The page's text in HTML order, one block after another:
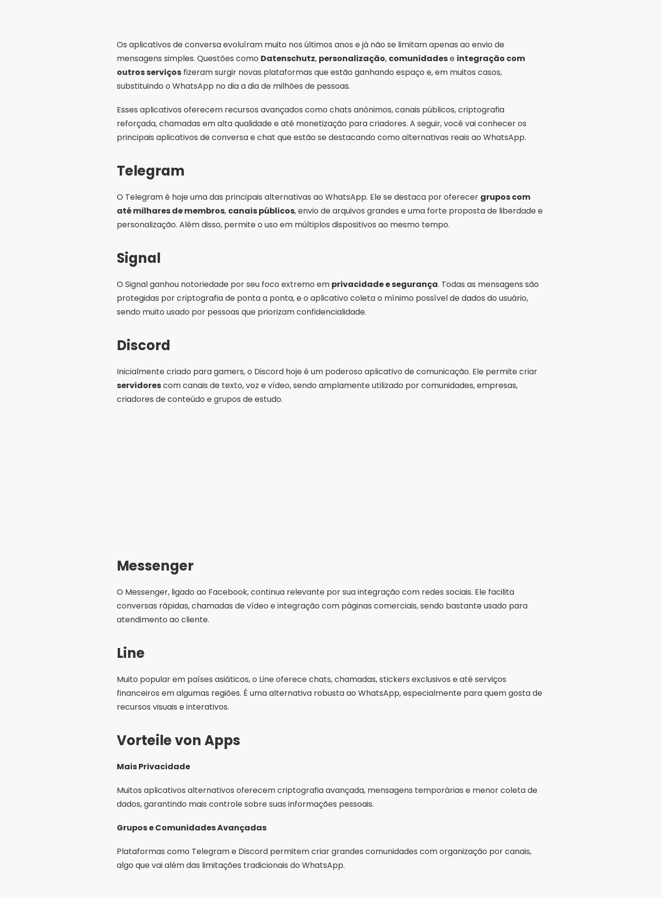
Os aplicativos de conversa evoluíram muito nos últimos anos e já não se limitam apenas ao envio de
mensagens simples. Questões como Datenschutz, personalização, comunidadese integração com
outros serviços fizeram surgir novas plataformas que estão ganhando espaço e, em muitos casos,
substituindo o WhatsApp no dia a dia de milhões de pessoas.
Esses aplicativos oferecem recursos avançados como chats anônimos, canais públicos, criptografia
reforçada, chamadas em alta qualidade e até monetização para criadores. A seguir, você vai conhecer os
principais aplicativos de conversa e chat que estão se destacando como alternativas reais ao WhatsApp.
Telegram
O Telegram é hoje uma das principais alternativas ao WhatsApp. Ele se destaca por oferecer grupos com
até milhares de membros, canais públicos, envio de arquivos grandes e uma forte proposta de liberdade e
personalização. Além disso, permite o uso em múltiplos dispositivos ao mesmo tempo.
Signal
O Signal ganhou notoriedade por seu foco extremo em privacidade e segurança. Todas as mensagens são
protegidas por criptografia de ponta a ponta, e o aplicativo coleta o mínimo possível de dados do usuário,
sendo muito usado por pessoas que priorizam confidencialidade.
Discord
Inicialmente criado para gamers, o Discord hoje é um poderoso aplicativo de comunicação. Ele permite criar
servidorescom canais de texto, voz e vídeo, sendo amplamente utilizado por comunidades, empresas,
criadores de conteúdo e grupos de estudo.
Messenger
O Messenger, ligado ao Facebook, continua relevante por sua integração com redes sociais. Ele facilita
conversas rápidas, chamadas de vídeo e integração com páginas comerciais, sendo bastante usado para
atendimento ao cliente.
Line
Muito popular em países asiáticos, o Line oferece chats, chamadas, stickers exclusivos e até serviços
financeiros em algumas regiões. É uma alternativa robusta ao WhatsApp, especialmente para quem gosta de
recursos visuais e interativos.
Vorteile von Apps
Mais Privacidade
Muitos aplicativos alternativos oferecem criptografia avançada, mensagens temporárias e menor coleta de
dados, garantindo mais controle sobre suas informações pessoais.
Grupos e Comunidades Avançadas
Plataformas como Telegram e Discord permitem criar grandes comunidades com organização por canais,
algo que vai além das limitações tradicionais do WhatsApp.